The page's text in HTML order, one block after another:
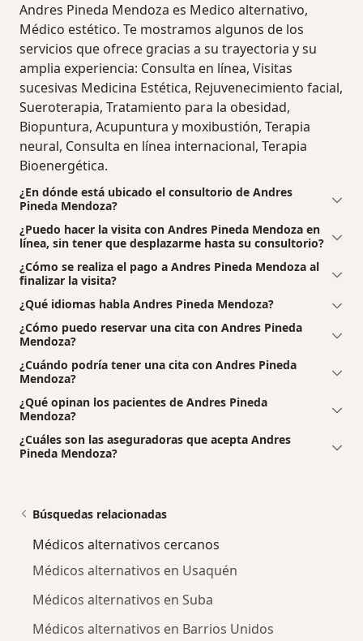
Andres Pineda Mendoza es Medico alternativo,
Médico estético. Te mostramos algunos de los
servicios que ofrece gracias a su trayectoria y su
amplia experiencia: Consulta en línea, Visitas
sucesivas Medicina Estética, Rejuvenecimiento facial,
Sueroterapia, Tratamiento para la obesidad,
Biopuntura, Acupuntura y moxibustión, Terapia
neural, Consulta en línea internacional, Terapia
Bioenergética.
¿En dónde está ubicado el consultorio de Andres
Pineda Mendoza?
¿Puedo hacer la visita con Andres Pineda Mendoza en
línea, sin tener que desplazarme hasta su consultorio?
¿Cómo se realiza el pago a Andres Pineda Mendoza al
finalizar la visita?
¿Qué idiomas habla Andres Pineda Mendoza?
¿Cómo puedo reservar una cita con Andres Pineda
Mendoza?
¿Cuándo podría tener una cita con Andres Pineda
Mendoza?
¿Qué opinan los pacientes de Andres Pineda
Mendoza?
¿Cuáles son las aseguradoras que acepta Andres
Pineda Mendoza?
Búsquedas relacionadas
Médicos alternativos cercanos
Médicos alternativos en Usaquén
Médicos alternativos en Suba
Médicos alternativos en Barrios Unidos